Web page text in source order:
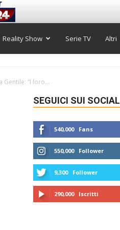
Reality Show Serie TV Altri
Gentile: “I loro...
SEGUICI SUI SOCIAL
540,000 Fans
550,000 Follower
9,300 Follower
290,000 Iscritti